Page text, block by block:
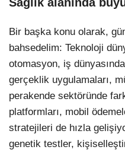
Bir başka konu olarak,
bahsedelim: Teknoloji
otomasyon, iş
gerçeklik uygulamaları,
perakende sektöründe
platformları, mobil
stratejileri de hızla
genetik testler,